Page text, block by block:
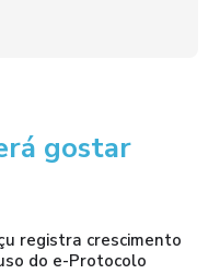
gostar
registra crescimento
do e-Protocolo